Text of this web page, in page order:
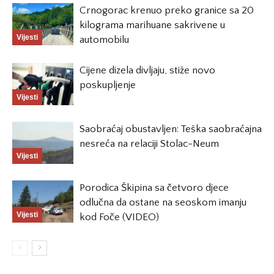
Vijesti
Crnogorac krenuo preko granice sa 20
kilograma marihuane sakrivene u
automobilu
Vijesti
Cijene dizela divljaju, stiže novo
poskupljenje
Vijesti
Saobraćaj obustavljen: Teška saobraćajna
nesreća na relaciji Stolac-Neum
Vijesti
Porodica Škipina sa četvoro djece
odlučna da ostane na seoskom imanju
kod Foče (VIDEO)